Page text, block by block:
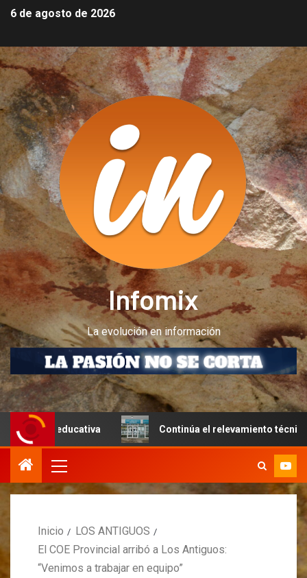
6 de agosto de 2026
Infomix
La evolución en información
Continúa el relevamiento técnico en Perito
Inicio
LOS ANTIGUOS
El COE Provincial arribó a Los Antiguos:
“Venimos a trabajar en equipo”